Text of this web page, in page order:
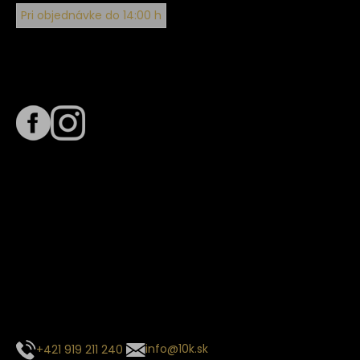
Pri objednávke do 14:00 h
+421 919 211 240 info@10k.sk